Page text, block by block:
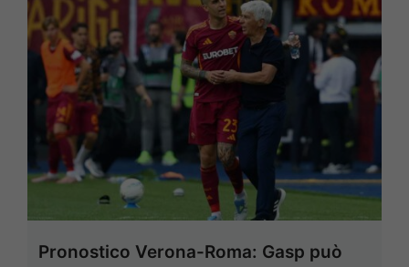
Pronostico Verona-Roma: Gasp può